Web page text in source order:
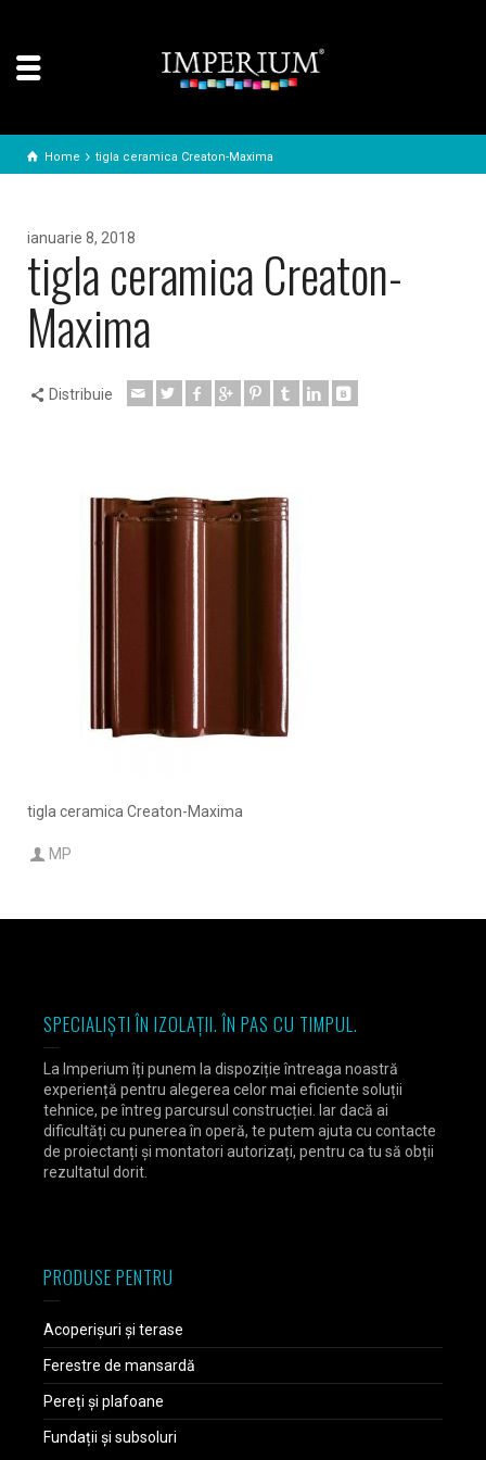
Home tigla ceramica Creaton-Maxima
ianuarie 8, 2018
tigla ceramica Creaton-
Maxima
Distribuie
tigla ceramica Creaton-Maxima
MP
SPECIALIȘTI ÎN IZOLAȚII. ÎN PAS CU TIMPUL.
La Imperium îți punem la dispoziție întreaga noastră
experiență pentru alegerea celor mai eficiente soluții
tehnice, pe întreg parcursul construcției. Iar dacă ai
dificultăți cu punerea în operă, te putem ajuta cu contacte
de proiectanți și montatori autorizați, pentru ca tu să obții
rezultatul dorit.
PRODUSE PENTRU
Acoperișuri și terase
Ferestre de mansardă
Pereți și plafoane
Fundații și subsoluri